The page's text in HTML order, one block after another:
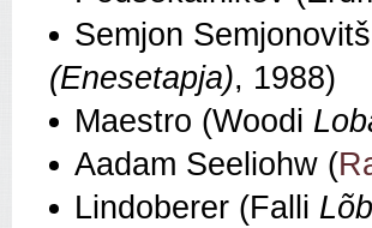
Semjon
(Enesetapja), 1988)
Maestro (Woodi
Aadam Seeliohw (
Lindoberer (Falli